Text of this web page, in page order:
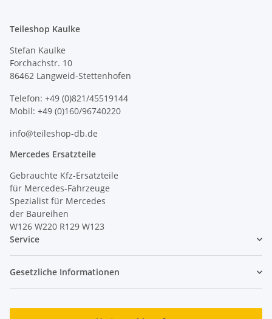
Teileshop Kaulke
Stefan Kaulke
Forchachstr. 10
86462 Langweid-Stettenhofen
Telefon: +49 (0)821/45519144
Mobil: +49 (0)160/96740220
info@teileshop-db.de
Mercedes Ersatzteile
Gebrauchte Kfz-Ersatzteile
für Mercedes-Fahrzeuge
Spezialist für Mercedes
der Baureihen
W126 W220 R129 W123
Service
Gesetzliche Informationen